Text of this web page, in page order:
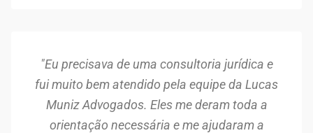
"Eu precisava de uma consultoria jurídica e
fui muito bem atendido pela equipe da Lucas
Muniz Advogados. Eles me deram toda a
orientação necessária e me ajudaram a